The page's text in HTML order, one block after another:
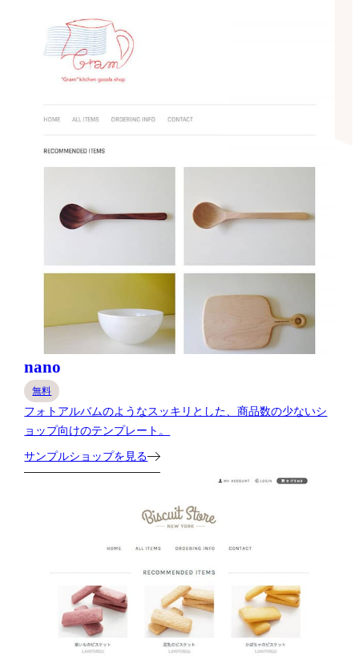
nano
無料
フォトアルバムのようなスッキリとした、商品数の少ないシ
ョップ向けのテンプレート。
サンプルショップを見る